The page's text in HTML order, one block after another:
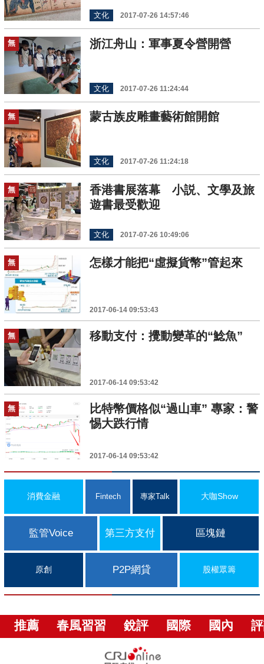
文化 2017-07-26 14:57:46
無 浙江舟山：軍事夏令營開營
文化 2017-07-26 11:24:44
無 蒙古族皮雕畫藝術館開館
文化 2017-07-26 11:24:18
無
香港書展落幕 小説、文學及旅
遊書最受歡迎
文化 2017-07-26 10:49:06
無 怎樣才能把“虛擬貨幣”管起來
2017-06-14 09:53:43
無 移動支付：攪動變革的“鯰魚”
2017-06-14 09:53:42
無
比特幣價格似“過山車” 專家：警
惕大跌行情
2017-06-14 09:53:42
消費金融 Fintech 專家Talk 大咖Show
監管Voice 第三方支付 區塊鏈
原創 P2P網貸 股權眾籌
推薦 春風習習 銳評 國際 國內